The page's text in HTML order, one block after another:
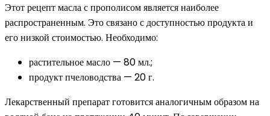
Этот рецепт масла с прополисом является наиболее
распространенным. Это связано с доступностью продукта и
его низкой стоимостью. Необходимо:
растительное масло — 80 мл.;
продукт пчеловодства — 20 г.
Лекарственный препарат готовится аналогичным образом на